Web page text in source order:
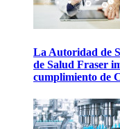
La Autoridad de
de Salud Fraser
cumplimiento de